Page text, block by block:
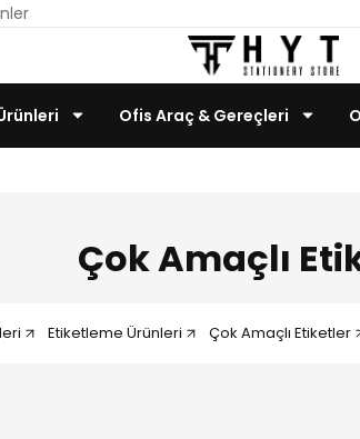
Ofis Araç & Gereçleri
Çok Amaçlı
Etiketleme Ürünleri Çok Amaçlı Etiketler